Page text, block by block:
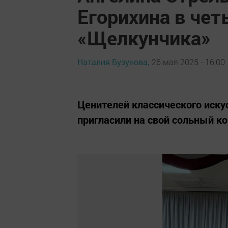
Егорихина в
«Щелкунчика»
Наталия Бузунова, 26 мая 2025 - 16:00
Ценителей классического
пригласили на свой сольный